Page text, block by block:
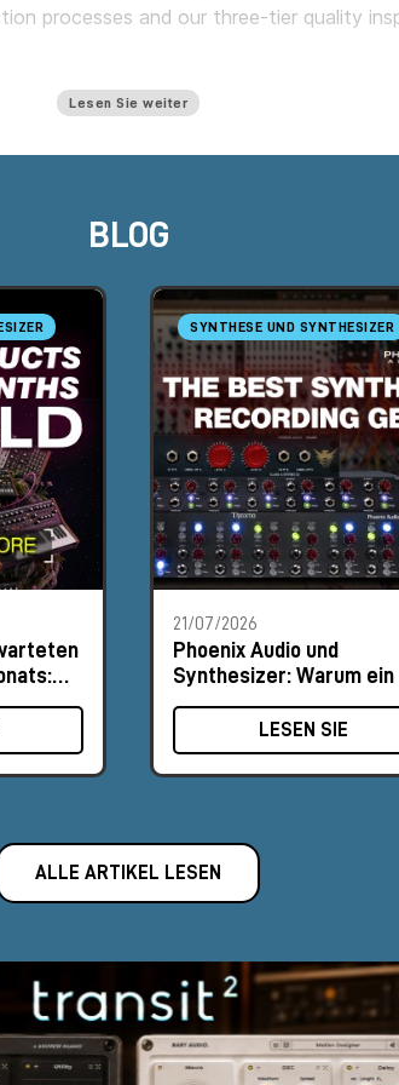
processes and our three-tier quality
Lesen Sie weiter
BLOG
SYNTHESE UND SYNTHESIZER
21/07/2026
Phoenix Audio und
Synthesizer: Warum ein
MΩ-Eingang den
Unterschied macht
LESEN SIE
ALLE ARTIKEL LESEN